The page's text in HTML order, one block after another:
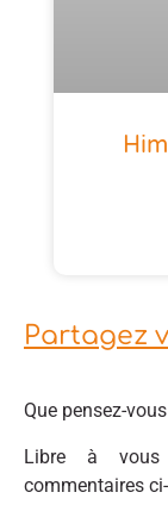
Partagez
Que pensez-
Libre à
commentaires